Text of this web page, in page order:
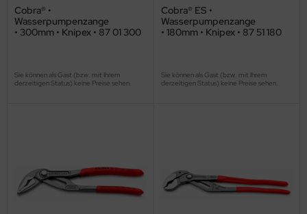
Cobra® •
Wasserpumpenzange
• 300mm • Knipex • 87 01 300
Sie können als Gast (bzw. mit Ihrem
derzeitigen Status) keine Preise sehen.
Cobra® ES •
Wasserpumpenzange
• 180mm • Knipex • 87 51 180
Sie können als Gast (bzw. mit Ihrem
derzeitigen Status) keine Preise sehen.